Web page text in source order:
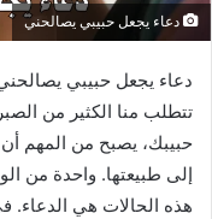
دعاء يجعل حبيبي يصالحني
دعاء يجعل حبيبي
تتطلب منا الكثير من
حبيبك، يصبح من المهم
إلى طبيعتها. واحدة من
هذه الحالات هي